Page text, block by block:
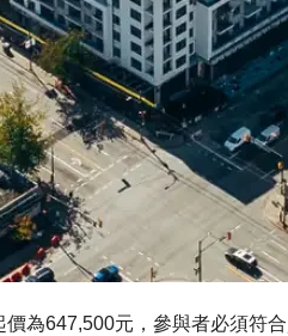
為647,500元，參與者必須符